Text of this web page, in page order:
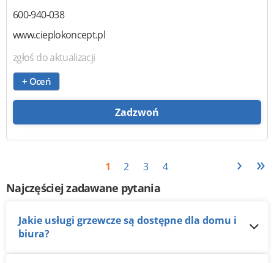
600-940-038
www.cieplokoncept.pl
zgłoś do aktualizacji
+ Oceń
Zadzwoń
1 2 3 4 › »
Najczęściej zadawane pytania
Jakie usługi grzewcze są dostępne dla domu i
biura?